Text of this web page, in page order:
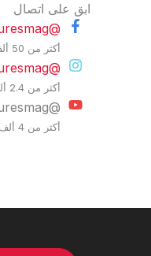
ابق على اتصال
@diventuresmag
أكثر من 50 ألف متابع
@diventuresmag
أكثر من 2.4 ألف متابع
@diventuresmag
أكثر من 4 ألف متابع